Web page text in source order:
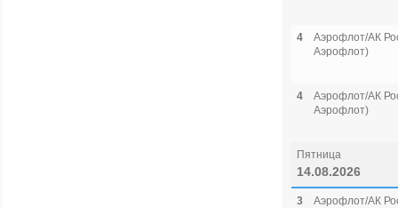
4
Аэрофлот/АК
Аэрофлот)
4
Аэрофлот/АК
Аэрофлот)
Пятница
14.08.2026
3
Аэрофлот/АК